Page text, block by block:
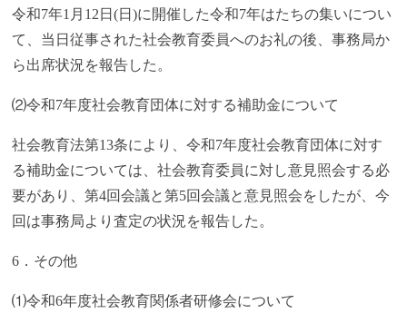
令和7年1月12日(日)に開催した令和7年はたちの集いについ
て、当日従事された社会教育委員へのお礼の後、事務局か
ら出席状況を報告した。
⑵令和7年度社会教育団体に対する補助金について
社会教育法第13条により、令和7年度社会教育団体に対す
る補助金については、社会教育委員に対し意見照会する必
要があり、第4回会議と第5回会議と意見照会をしたが、今
回は事務局より査定の状況を報告した。
6．その他
⑴令和6年度社会教育関係者研修会について